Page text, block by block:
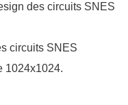
des circuits SNES
circuits SNES
1024x1024.